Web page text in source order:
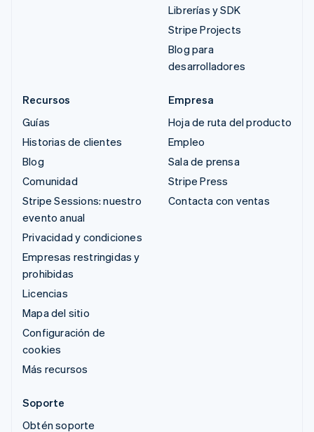
Librerías y SDK
Stripe Projects
Blog para
desarrolladores
Recursos
Guías
Historias de clientes
Blog
Comunidad
Stripe Sessions: nuestro
evento anual
Privacidad y condiciones
Empresas restringidas y
prohibidas
Licencias
Mapa del sitio
Configuración de
cookies
Más recursos
Empresa
Hoja de ruta del producto
Empleo
Sala de prensa
Stripe Press
Contacta con ventas
Soporte
Obtén soporte